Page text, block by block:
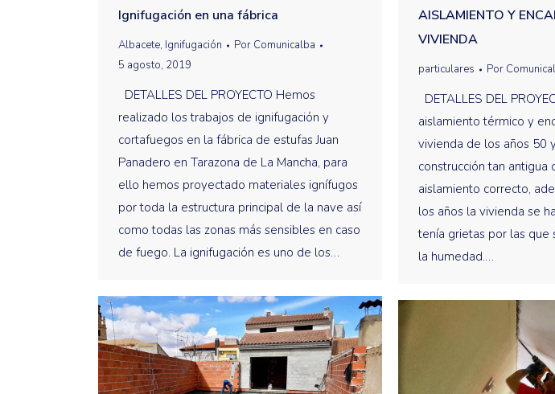
Ignifugación en una fábrica
Albacete, Ignifugación Por Comunicalba
5 agosto, 2019
DETALLES DEL PROYECTO Hemos
realizado los trabajos de ignifugación y
cortafuegos en la fábrica de estufas Juan
Panadero en Tarazona de La Mancha, para
ello hemos proyectado materiales ignífugos
por toda la estructura principal de la nave así
como todas las zonas más sensibles en caso
de fuego. La ignifugación es uno de los…
AISLAMIENTO Y
VIVIENDA
particulares Por
DETALLES DEL
aislamiento térmico y
vivienda de los años 50
construcción tan antigua
aislamiento correcto,
los años la vivienda se
tenía grietas por las que
la humedad.…